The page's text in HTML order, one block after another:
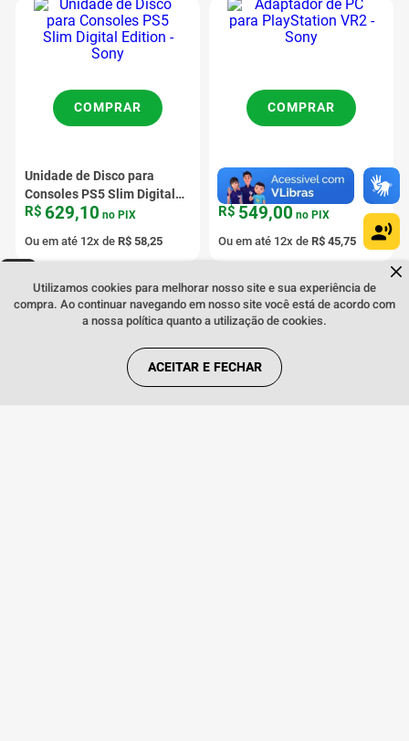
Fale comigo clicando aqui
Unidade de Disco para
Consoles PS5 Slim Digital
Edition - Sony
R$ 629,10 no PIX
Ou em até 12x de R$ 58,25
COMPRAR
Adaptador de PC para
PlayStation VR2 - Sony
R$ 549,00 no PIX
Ou em até 12x de R$ 45,75
COMPRAR
Você viu todos os6produtos
Utilizamos cookies para melhorar nosso site e sua experiência de
compra. Ao continuar navegando em nosso site você está de acordo com
a nossa política quanto a utilização de cookies.
ACEITAR E FECHAR